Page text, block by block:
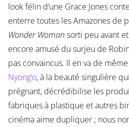
look félin d’une Grace Jones
enterre toutes les Amazones de
Wonder Woman sorti peu avant
encore amusé du surjeu de
pas convaincus. Il en va de
Nyong’o, à la beauté singulière
prégnant, décrédibilise les
fabriques à plastique et autres
cinéma aime dupliquer ; nous